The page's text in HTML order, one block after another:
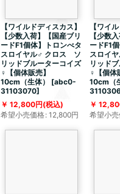
【ワイルドディスカス】
【少数入荷】【国産ブリ
ードF1個体】トロンべタ
スロイヤル♂ クロス ソ
リッドブルーターコイズ
♀【個体販売】
10cm（生体）
[abc0-
31103070]
12,800円(税込)
希望小売価格: 12,800円
【ワイ
【少数
ードF1
スロイ
リッド
♀【個体
10cm（
希望小